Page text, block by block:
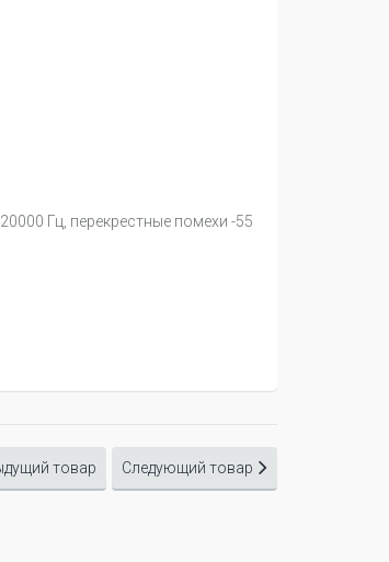
Гц, перекрестные помехи -55
товар Следующий товар